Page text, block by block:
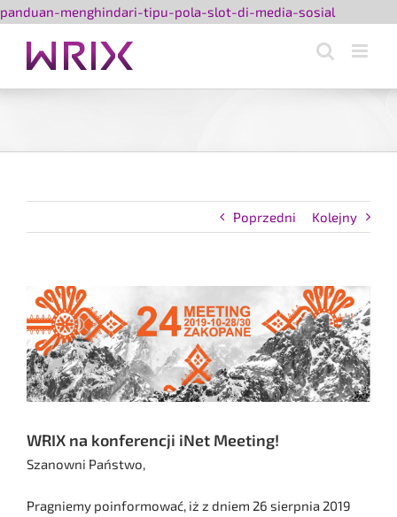
panduan-menghindari-tipu-pola-slot-di-media-sosial
Poprzedni Kolejny
Pokaż
większy
obrazek
WRIX na konferencji iNet Meeting!
Szanowni Państwo,
Pragniemy poinformować, iż z dniem 26 sierpnia 2019